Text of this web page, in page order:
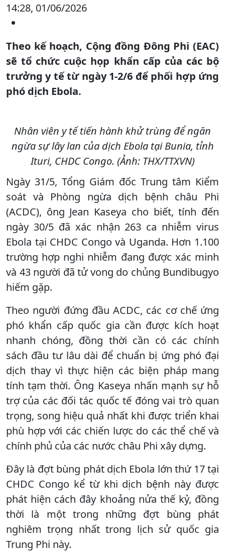
14:28, 01/06/2026
Theo kế hoạch, Cộng đồng Đông Phi (EAC)
sẽ tổ chức cuộc họp khẩn cấp của các bộ
trưởng y tế từ ngày 1-2/6 để phối hợp ứng
phó dịch Ebola.
Nhân viên y tế tiến hành khử trùng để ngăn
ngừa sự lây lan của dịch Ebola tại Bunia, tỉnh
Ituri, CHDC Congo. (Ảnh: THX/TTXVN)
Ngày 31/5, Tổng Giám đốc Trung tâm Kiểm
soát và Phòng ngừa dịch bệnh châu Phi
(ACDC), ông Jean Kaseya cho biết, tính đến
ngày 30/5 đã xác nhận 263 ca nhiễm virus
Ebola tại CHDC Congo và Uganda. Hơn 1.100
trường hợp nghi nhiễm đang được xác minh
và 43 người đã tử vong do chủng Bundibugyo
hiếm gặp.
Theo người đứng đầu ACDC, các cơ chế ứng
phó khẩn cấp quốc gia cần được kích hoạt
nhanh chóng, đồng thời cần có các chính
sách đầu tư lâu dài để chuẩn bị ứng phó đại
dịch thay vì thực hiện các biện pháp mang
tính tạm thời. Ông Kaseya nhấn mạnh sự hỗ
trợ của các đối tác quốc tế đóng vai trò quan
trọng, song hiệu quả nhất khi được triển khai
phù hợp với các chiến lược do các thể chế và
chính phủ của các nước châu Phi xây dựng.
Đây là đợt bùng phát dịch Ebola lớn thứ 17 tại
CHDC Congo kể từ khi dịch bệnh này được
phát hiện cách đây khoảng nửa thế kỷ, đồng
thời là một trong những đợt bùng phát
nghiêm trọng nhất trong lịch sử quốc gia
Trung Phi này.